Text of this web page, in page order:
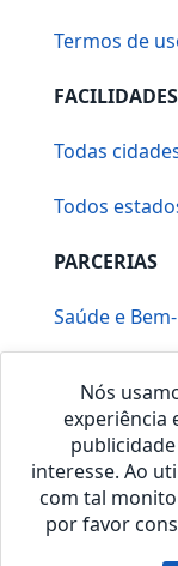
Termos de
FACILIDADES
Todas
Todos
PARCERIAS
Saúde e
Nós
experiência
interesse. Ao
com tal
por favor